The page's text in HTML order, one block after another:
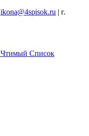
ikona@4spisok.ru | г.